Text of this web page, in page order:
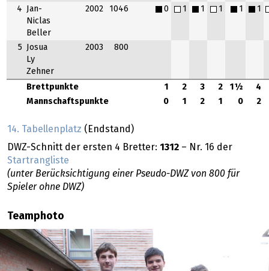
Brettpunkte 1 2 3 2 1½
4
Mannschaftspunkte
0 1 2 1 0 2
4
Jan-
Niclas
Beller
2002 1046 0 1 1 1 1 1
5
Josua
Ly
Zehner
2003 800
14. Tabellenplatz (Endstand)
DWZ-Schnitt der ersten 4 Bretter: 1312 – Nr. 16 der
Startrangliste
(unter Berücksichtigung einer Pseudo-DWZ von 800 für
Spieler ohne DWZ)
Teamphoto